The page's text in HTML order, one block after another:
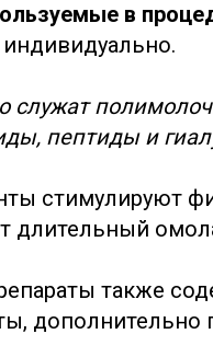
в
служат
пептиды и
стимулируют
длительный
также
дополнительно